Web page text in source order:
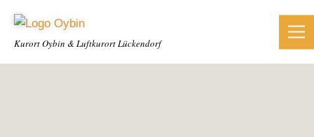
Kurort Oybin &Luftkurort Lückendorf